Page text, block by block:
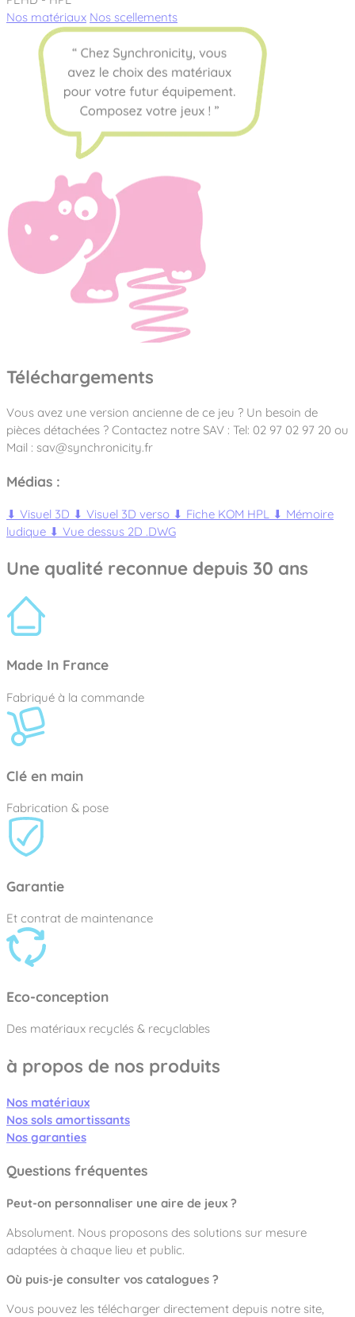
Nos matériaux Nos scellements
Téléchargements
Vous avez une version ancienne de ce jeu ? Un besoin de
pièces détachées ? Contactez notre SAV : Tel: 02 97 02 97 20 ou
Mail : sav@synchronicity.fr
Médias :
⬇ Visuel 3D ⬇ Visuel 3D verso ⬇ Fiche KOM HPL ⬇ Mémoire
ludique ⬇ Vue dessus 2D .DWG
Une qualité reconnue depuis 30 ans
Made In France
Fabriqué à la commande
Clé en main
Fabrication & pose
Garantie
Et contrat de maintenance
Eco-conception
Des matériaux recyclés & recyclables
à propos de nos produits
Nos matériaux
Nos sols amortissants
Nos garanties
Questions fréquentes
Peut-on personnaliser une aire de jeux ?
Absolument. Nous proposons des solutions sur mesure
adaptées à chaque lieu et public.
Où puis-je consulter vos catalogues ?
Vous pouvez les télécharger directement depuis notre site,